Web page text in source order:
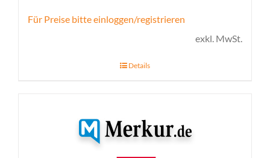
Für Preise bitte einloggen/registrieren
exkl. MwSt.
Details